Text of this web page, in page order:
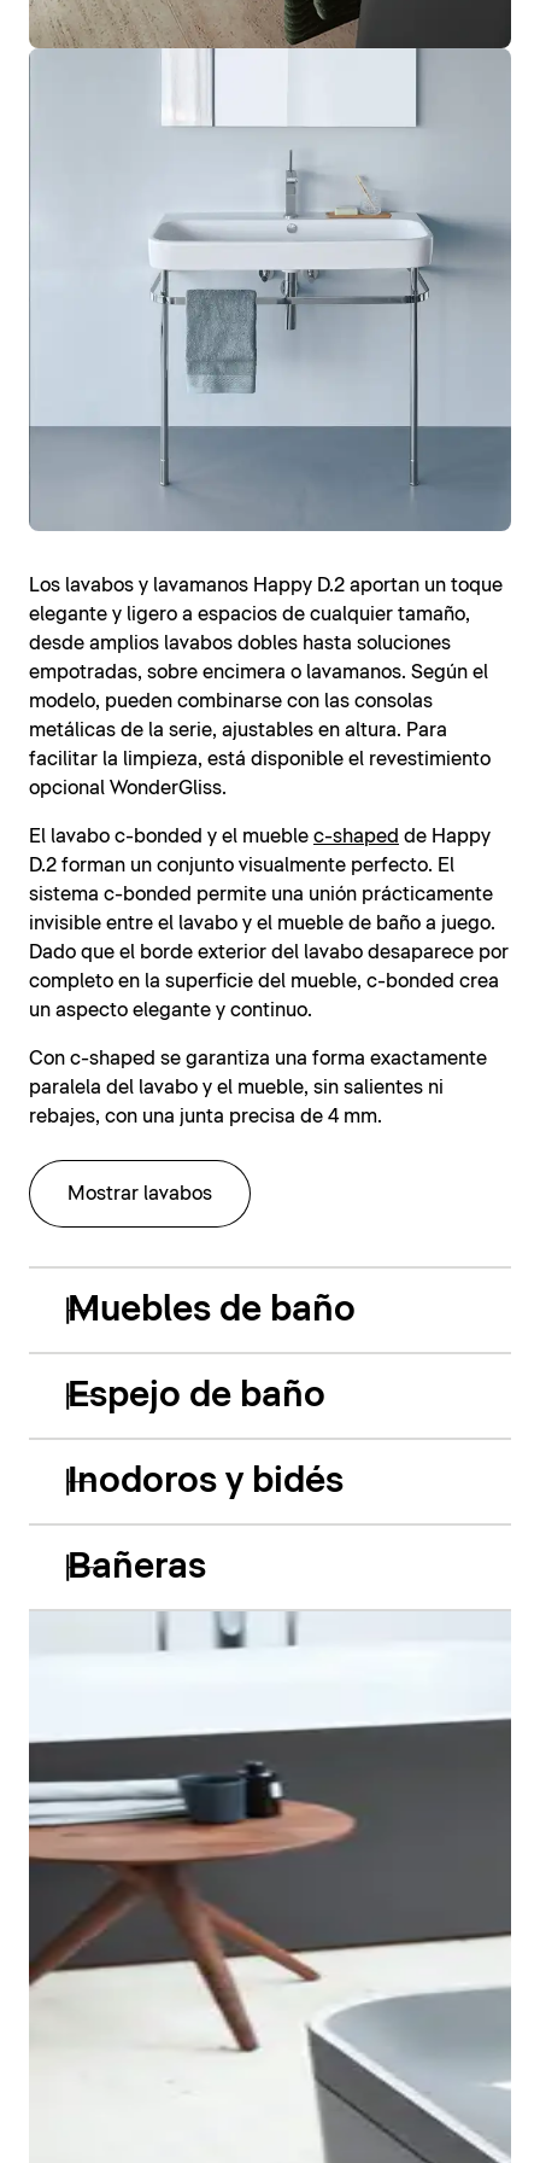
Los lavabos y lavamanos Happy D.2 aportan un toque
elegante y ligero a espacios de cualquier tamaño,
desde amplios lavabos dobles hasta soluciones
empotradas, sobre encimera o lavamanos. Según el
modelo, pueden combinarse con las consolas
metálicas de la serie, ajustables en altura. Para
facilitar la limpieza, está disponible el revestimiento
opcional WonderGliss.
El lavabo c-bonded y el mueble c-shaped de Happy
D.2 forman un conjunto visualmente perfecto. El
sistema c-bonded permite una unión prácticamente
invisible entre el lavabo y el mueble de baño a juego.
Dado que el borde exterior del lavabo desaparece por
completo en la superficie del mueble, c-bonded crea
un aspecto elegante y continuo.
Con c-shaped se garantiza una forma exactamente
paralela del lavabo y el mueble, sin salientes ni
rebajes, con una junta precisa de 4 mm.
Mostrar lavabos
Muebles de baño
Espejo de baño
Inodoros y bidés
Bañeras